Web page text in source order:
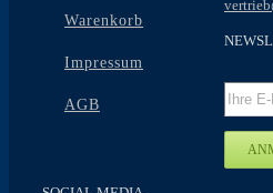
Warenkorb
Impressum
AGB